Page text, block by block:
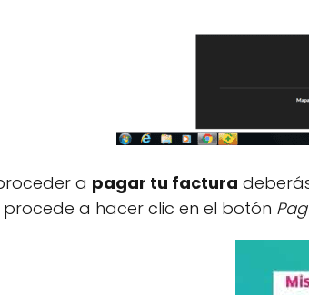
a pagar tu factura
procede a hacer clic en el botón